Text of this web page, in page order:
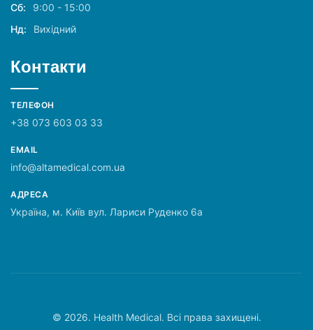
Сб:
9:00 - 15:00
Нд:
Вихідний
Контакти
ТЕЛЕФОН
+38 073 603 03 33
EMAIL
info@altamedical.com.ua
АДРЕСА
Україна, м. Київ вул. Лариси Руденко 6а
© 2026. Health Medical. Всі права захищені.